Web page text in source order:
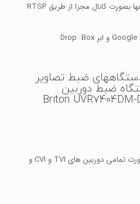
– امکان اضافه کردن سایر دستگاهها بصورت کانال مجزا از طریق RTSP
ضبط تصاویر
ضبط دوربین
– 4 در 1 : شناسایی خودکار و ساپورت تمامی دوربین های TVI و CVI و